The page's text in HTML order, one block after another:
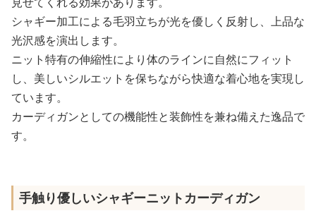
シャギー加工による毛羽立ちが光を優しく反射し、上品な
光沢感を演出します。
ニット特有の伸縮性により体のラインに自然にフィット
し、美しいシルエットを保ちながら快適な着心地を実現し
ています。
カーディガンとしての機能性と装飾性を兼ね備えた逸品で
す。
手触り優しいシャギーニットカーディガン